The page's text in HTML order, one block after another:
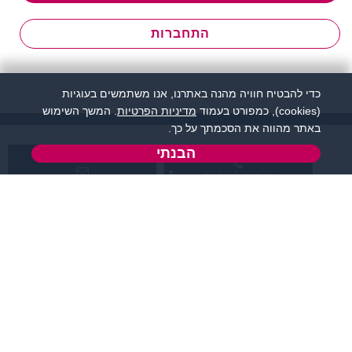
התחברות
שירות לקוחות:
כדי להבטיח חוויה מהנה באתרנו, אנו משתמשים בעוגיות
(cookies), כמפורט בעמוד
מדיניות הפרטיות . המשך השימוש
באתר מהווה את הסכמתך על כך.
הבנתי